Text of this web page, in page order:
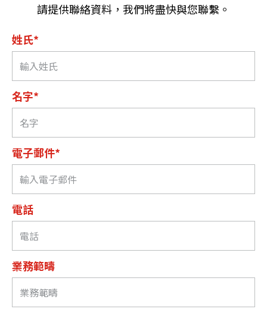
請提供聯絡資料，我們將盡快與您聯繫。
姓氏*
名字*
電子郵件*
電話
業務範疇